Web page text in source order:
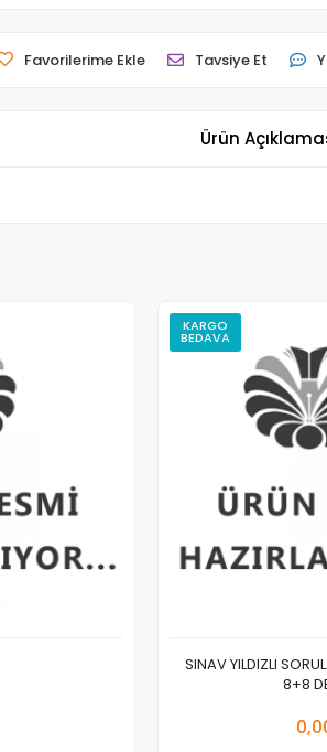
Favorilerime Ekle Tavsiye Et
Ürün
KARGO
BEDAVA
SINAV YILDIZLI
8+8